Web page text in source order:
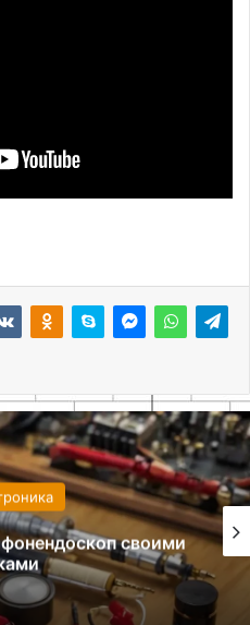
своими